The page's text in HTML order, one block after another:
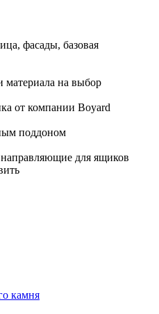
фасады, базовая
материала на выбор
от компании Boyard
поддоном
для ящиков
камня